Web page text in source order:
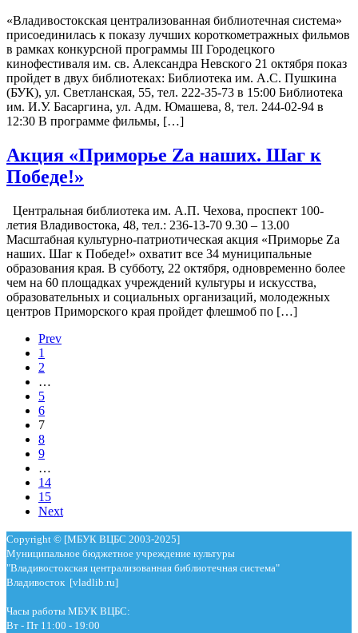
«Владивостокская централизованная библиотечная система»
присоединилась к показу лучших короткометражных фильмов
в рамках конкурсной программы III Городецкого
кинофестиваля им. св. Александра Невского 21 октября показ
пройдет в двух библиотеках: Библиотека им. А.С. Пушкина
(БУК), ул. Светланская, 55, тел. 222-35-73 в 15:00 Библиотека
им. И.У. Басаргина, ул. Адм. Юмашева, 8, тел. 244-02-94 в
12:30 В программе фильмы, […]
Акция «Приморье Zа наших. Шаг к
Победе!»
Центральная библиотека им. А.П. Чехова, проспект 100-
летия Владивостока, 48, тел.: 236-13-70 9.30 – 13.00
Масштабная культурно-патриотическая акция «Приморье Zа
наших. Шаг к Победе!» охватит все 34 муниципальные
образования края. В субботу, 22 октября, одновременно более
чем на 60 площадках учреждений культуры и искусства,
образовательных и социальных организаций, молодежных
центров Приморского края пройдет флешмоб по […]
Prev
1
2
…
5
6
7
8
9
…
14
15
Next
Copyright © [МБУК ВЦБС 2003-2025]
Муниципальное бюджетное учреждение культуры
"Владивостокская централизованная библиотечная система"
Владивосток [vladlib.ru]
Часы работы МБУК ВЦБС:
Вт - Пт 11:00 - 19:00